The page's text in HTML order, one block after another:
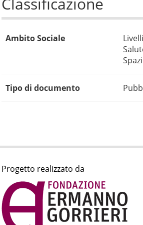
Ambito Sociale
Tipo di documento
Progetto realizzato da